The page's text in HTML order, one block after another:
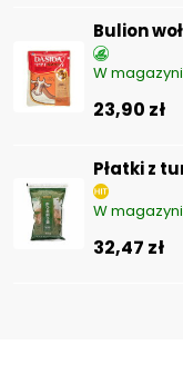
Bulion
W
23,90 zł
Płatki z
W
32,47 zł